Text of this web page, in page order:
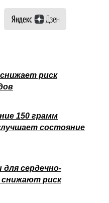
риск
150 грамм
состояние
сердечно-
риск